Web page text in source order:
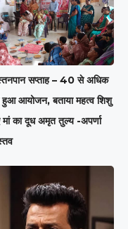
सप्ताह – 40 से अधिक
हुआ आयोजन, बताया महत्व शिशु
का दूध अमृत तुल्य -अपर्णा